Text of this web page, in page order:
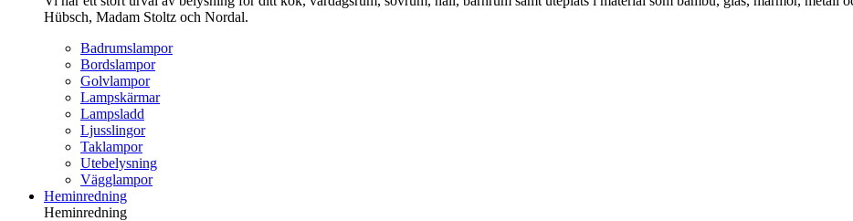
Hübsch, Madam Stoltz och Nordal.
Badrumslampor
Bordslampor
Golvlampor
Lampskärmar
Lampsladd
Ljusslingor
Taklampor
Utebelysning
Vägglampor
Heminredning
Heminredning